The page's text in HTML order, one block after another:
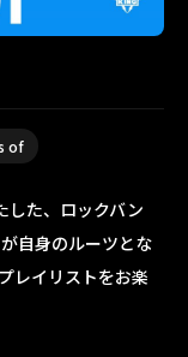
of
した、ロックバン
自身のルーツとな
レイリストをお楽